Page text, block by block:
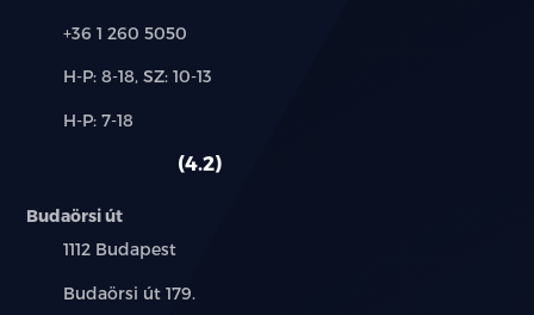
Telefon:
+36 1 260 5050
Új-
használt
H-P: 8-18, SZ: 10-13
Alkatrész,
H-P: 7-18
4.2
Budaörsi út
Település:
1112 Budapest
Cím:
Budaörsi út 179.